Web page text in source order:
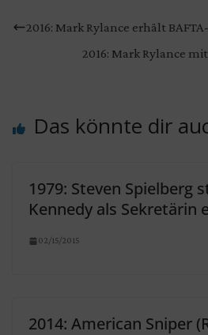
2016: Mark Rylance erhält
2016: Mark Rylance
Das könnte dir
1979: Steven Spielberg
Kennedy als Sekretärin
02/15/2015
2014: American Sniper